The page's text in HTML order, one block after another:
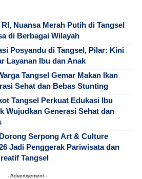
RI, Nuansa Merah Putih di Tangsel
di Berbagai Wilayah
Posyandu di Tangsel, Pilar: Kini
Layanan Ibu dan Anak
Tangsel Gemar Makan Ikan
Sehat dan Bebas Stunting
Tangsel Perkuat Edukasi Ibu
Wujudkan Generasi Sehat dan
Serpong Art & Culture
Jadi Penggerak Pariwisata dan
Tangsel
- Advertisement -